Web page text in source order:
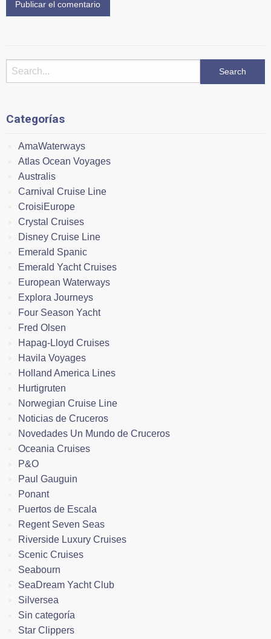
Categorías
AmaWaterways
Atlas Ocean Voyages
Australis
Carnival Cruise Line
CroisiEurope
Crystal Cruises
Disney Cruise Line
Emerald Spanic
Emerald Yacht Cruises
European Waterways
Explora Journeys
Four Season Yacht
Fred Olsen
Hapag-Lloyd Cruises
Havila Voyages
Holland America Lines
Hurtigruten
Norwegian Cruise Line
Noticias de Cruceros
Novedades Un Mundo de Cruceros
Oceania Cruises
P&O
Paul Gauguin
Ponant
Puertos de Escala
Regent Seven Seas
Riverside Luxury Cruises
Scenic Cruises
Seabourn
SeaDream Yacht Club
Silversea
Sin categoría
Star Clippers